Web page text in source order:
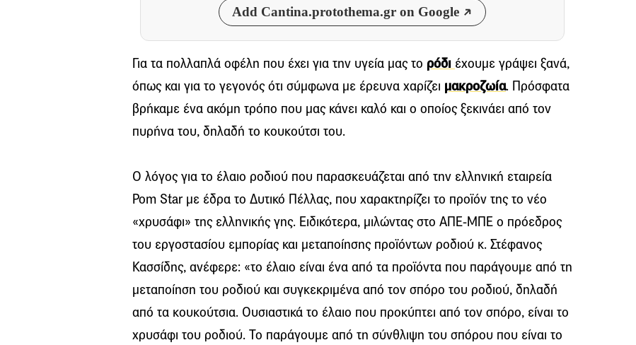
Add Cantina.protothema.gr on Google
Για τα πολλαπλά οφέλη που έχει για την υγεία μας το ρόδι έχουμε γράψει ξανά,
όπως και για το γεγονός ότι σύμφωνα με έρευνα χαρίζει μακροζωία. Πρόσφατα
βρήκαμε ένα ακόμη τρόπο που μας κάνει καλό και ο οποίος ξεκινάει από τον
πυρήνα του, δηλαδή το κουκούτσι του.
Ο λόγος για το έλαιο ροδιού που παρασκευάζεται από την ελληνική εταιρεία
Pom Star με έδρα το Δυτικό Πέλλας, που χαρακτηρίζει το προϊόν της το νέο
«χρυσάφι» της ελληνικής γης. Ειδικότερα, μιλώντας στο ΑΠΕ-ΜΠΕ ο πρόεδρος
του εργοστασίου εμπορίας και μεταποίησης προϊόντων ροδιού κ. Στέφανος
Κασσίδης, ανέφερε: «το έλαιο είναι ένα από τα προϊόντα που παράγουμε από τη
μεταποίηση του ροδιού και συγκεκριμένα από τον σπόρο του ροδιού, δηλαδή
από τα κουκούτσια. Ουσιαστικά το έλαιο που προκύπτει από τον σπόρο, είναι το
χρυσάφι του ροδιού. Το παράγουμε από τη σύνθλιψη του σπόρου που είναι το